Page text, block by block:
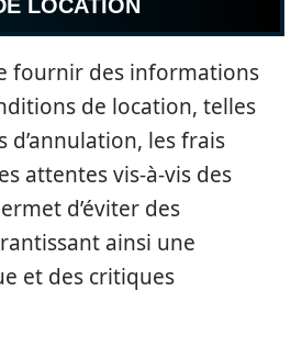
LOCATION
fournir des informations
de location, telles
d’annulation, les frais
attentes vis-à-vis des
d’éviter des
ainsi une
et des critiques